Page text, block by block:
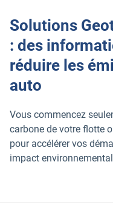
Solutions
: des
réduire les
auto
Vous commencez
carbone de votre flotte
pour accélérer vos
impact